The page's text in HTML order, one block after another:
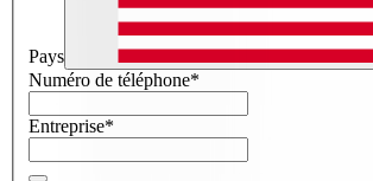
Pays
Numéro de téléphone*
Entreprise*